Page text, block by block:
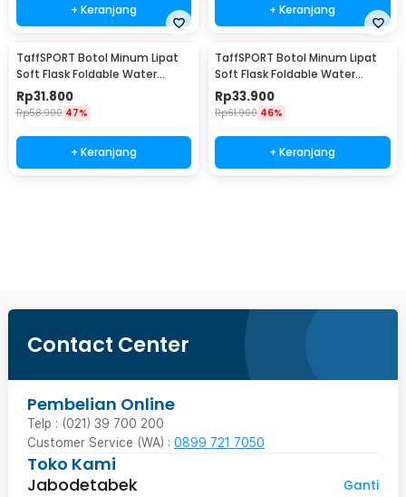
+ Keranjang + Keranjang
TaffSPORT Botol Minum Lipat
Soft Flask Foldable Water
Bottle Sport TPU 250ml - TF-25
Rp31.800
Rp58.900 47%
+ Keranjang
TaffSPORT Botol Minum Lipat
Soft Flask Foldable Water
Bottle TPU 500ml - TFG-50
Rp33.900
Rp61.900 46%
+ Keranjang
Contact Center
Pembelian Online
Telp : (021) 39 700 200
Customer Service (WA) : 0899 721 7050
Toko Kami
Jabodetabek
Ganti